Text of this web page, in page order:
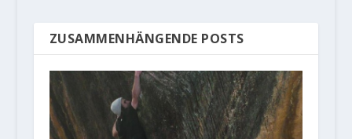
ZUSAMMENHÄNGENDE POSTS